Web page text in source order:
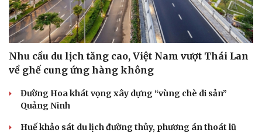
Nhu cầu du lịch tăng cao, Việt Nam vượt Thái Lan
về ghế cung ứng hàng không
Đường Hoa khát vọng xây dựng “vùng chè di sản”
Quảng Ninh
Huế khảo sát du lịch đường thủy, phương án thoát lũ